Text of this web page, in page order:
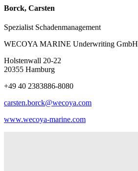
Borck, Carsten
Spezialist Schadenmanagement
WECOYA MARINE Underwriting GmbH
Holstenwall 20-22
20355 Hamburg
+49 40 2383886-8080
carsten.borck@wecoya.com
www.wecoya-marine.com